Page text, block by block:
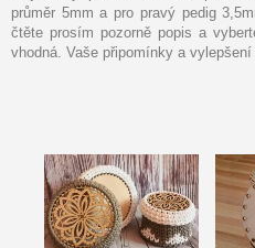
průměr 5mm a pro pravý pedig
čtěte prosím pozorně popis a
vhodná. Vaše připomínky a